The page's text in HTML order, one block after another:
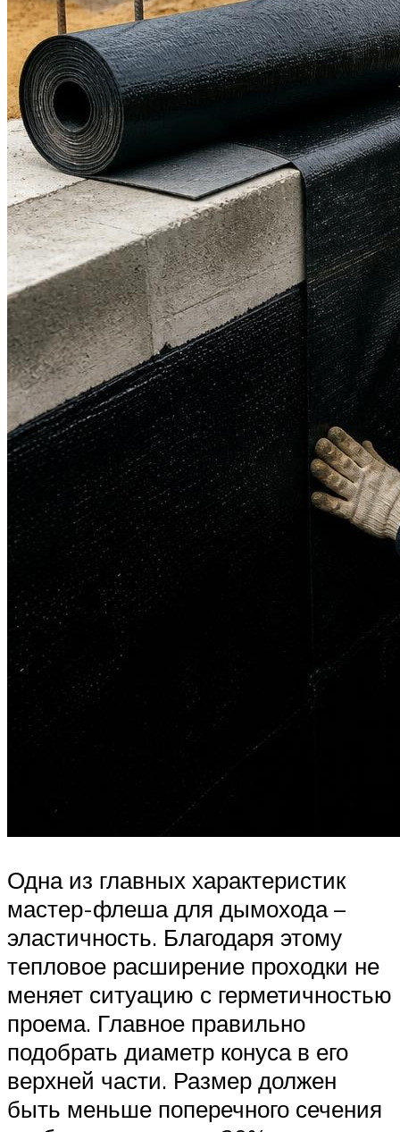
Одна из главных характеристик
мастер-флеша для дымохода –
эластичность. Благодаря этому
тепловое расширение проходки не
меняет ситуацию с герметичностью
проема. Главное правильно
подобрать диаметр конуса в его
верхней части. Размер должен
быть меньше поперечного сечения